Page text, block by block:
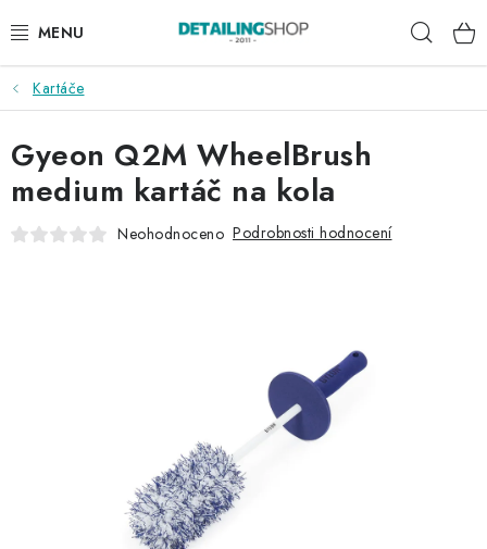
na
AKCE
NOVINKY
EXTERIÉR
Kartáče
Gyeon Q2M WheelBrush
medium kartáč na kola
Neohodnoceno Podrobnosti hodnocení